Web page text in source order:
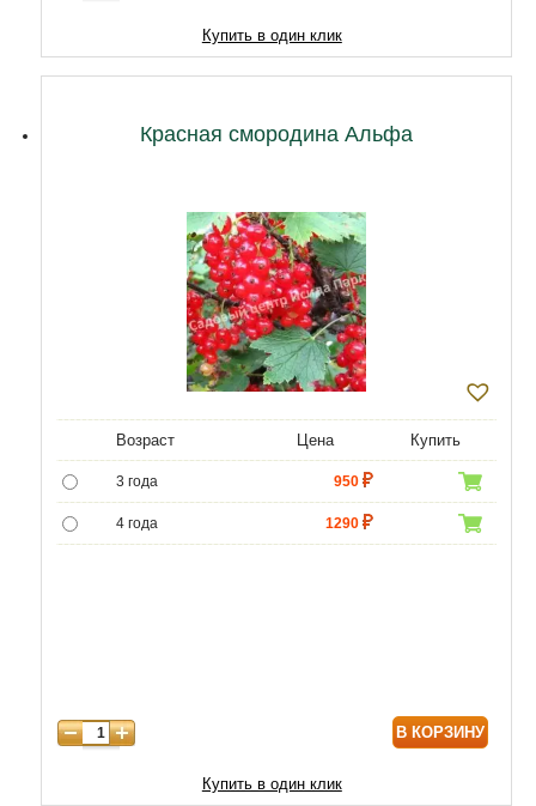
Купить в один клик
Красная смородина Альфа
Возраст Цена Купить
3 года 950
4 года 1290
В КОРЗИНУ
Купить в один клик